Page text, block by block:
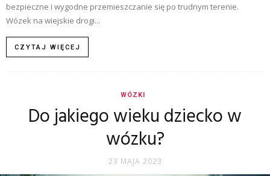
bezpieczne i wygodne przemieszczanie się po trudnym terenie.
Wózek na wiejskie drogi...
CZYTAJ WIĘCEJ
WÓZKI
Do jakiego wieku dziecko w
wózku?
23 MAJA 2023